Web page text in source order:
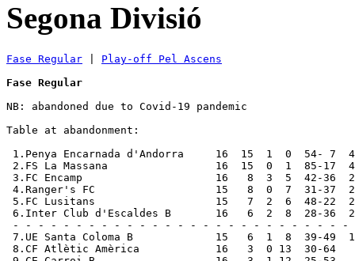
Segona Divisió
Fase Regular
Play-off Pel Ascens
Fase Regular
NB: abandoned due to Covid-19 pandemic
Table at abandonment:
1.Penya Encarnada d'Andorra     16  15  1  0  54- 7
2.FS La Massana                 16  15  0  1  85-17
3.FC Encamp                     16   8  3  5  42-36
4.Ranger's FC                   15   8  0  7  31-37
5.FC Lusitans                   15   7  2  6  48-22
6.Inter Club d'Escaldes B       16   6  2  8  28-36
- - - - - - - - - - - - - - - - - - - - - - - - - - -
7.UE Santa Coloma B             15   6  1  8  39-49
8.CF Atlètic Amèrica            16   3  0 13  30-64